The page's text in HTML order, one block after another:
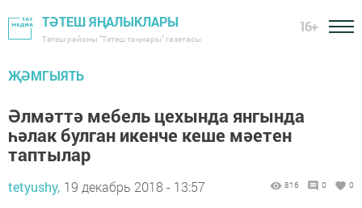
ТӘТЕШ ЯҢАЛЫКЛАРЫ
Тәтеш районы "Тәтеш таңнары" газетасы
16+
ҖӘМГЫЯТЬ
Әлмәттә мебель цехында янгында
һәлак булган икенче кеше мәетен
таптылар
tetyushy, 19 декабрь 2018 - 13:57 816 0 0